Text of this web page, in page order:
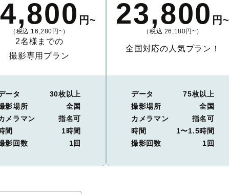
円~
（税込 16,280円~）
2名様までの
撮影専用プラン
ータ
30枚以上
影場所
全国
メラマン
指名可
間
1時間
影回数
1回
23,800 円~
（税込 26,180円~）
全国対応の人気プラン！
データ
75枚以上
撮影場所
全国
カメラマン
指名可
時間
1〜1.5時間
撮影回数
1回